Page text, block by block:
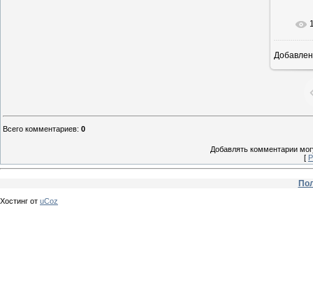
Всего комментариев: 0
Добавлять комментарии
[
Хостинг от uCoz